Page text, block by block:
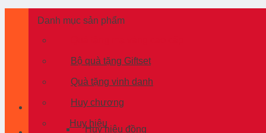
Danh mục sản phẩm
Bộ quà tặng Giftset
Quà tặng vinh danh
Huy chương
Huy hiệu
Huy hiệu đồng